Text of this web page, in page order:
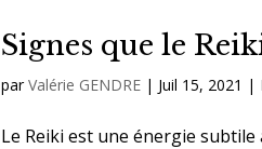
Signes que le
parValérie GENDRE | Juil 15, 2021 |
Le Reiki est une énergie